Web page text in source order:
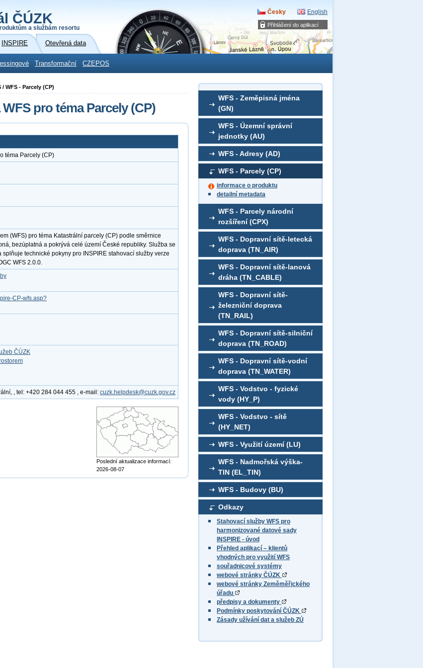
Přihlášení do aplikací
ČÚZK
a službám resortu
Česky English
INSPIRE Otevřená data
Transformační CZEPOS
WFS - Zeměpisná jména
(GN)
WFS - Územní správní
jednotky (AU)
WFS - Adresy (AD)
WFS - Parcely (CP)
informace o produktu
detailní metadata
WFS - Parcely národní
rozšíření (CPX)
WFS - Dopravní sítě-letecká
doprava (TN_AIR)
WFS - Dopravní sítě-lanová
dráha (TN_CABLE)
WFS - Dopravní sítě-
železniční doprava
(TN_RAIL)
WFS - Dopravní sítě-silniční
doprava (TN_ROAD)
WFS - Dopravní sítě-vodní
doprava (TN_WATER)
WFS - Vodstvo - fyzické
vody (HY_P)
WFS - Vodstvo - sítě
(HY_NET)
WFS - Využití území (LU)
WFS - Nadmořská výška-
TIN (EL_TIN)
WFS - Budovy (BU)
Odkazy
Stahovací služby WFS pro
harmonizované datové sady
INSPIRE - úvod
Přehled aplikací – klientů
vhodných pro využití WFS
souřadnicové systémy
webové stránky ČÚZK
webové stránky Zeměměřického
úřadu
předpisy a dokumenty
Podmínky poskytování ČÚZK
Zásady užívání dat a služeb ZÚ
WFS - Parcely (CP)
pro téma Parcely (CP)
téma Parcely (CP)
(WFS) pro téma Katastrální parcely (CP) podle směrnice
bezúplatná a pokrývá celé území České republiky. Služba se
technické pokyny pro INSPIRE stahovací služby verze
WFS 2.0.0.
CP-wfs.asp?
ČÚZK
, tel: +420 284 044 455 , e-mail: cuzk.helpdesk@cuzk.gov.cz
Poslední aktualizace informací:
2026-08-07